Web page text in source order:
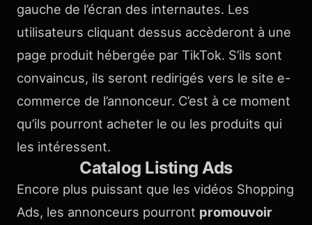
gauche de l’écran des internautes. Les
utilisateurs cliquant dessus accèderont à une
page produit hébergée par TikTok. S’ils sont
convaincus, ils seront redirigés vers le site e-
commerce de l’annonceur. C’est à ce moment
qu’ils pourront acheter le ou les produits qui
les intéressent.
Catalog Listing Ads
Encore plus puissant que les vidéos Shopping
Ads, les annonceurs pourront promouvoir